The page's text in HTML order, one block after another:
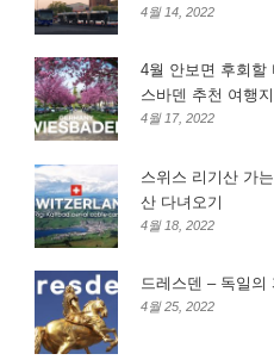
4월 14, 2022
4월 안보면 후회할
스바덴 추천 여행지
4월 17, 2022
스위스 리기산 가
산 다녀오기
4월 18, 2022
드레스덴 – 독일의
4월 25, 2022